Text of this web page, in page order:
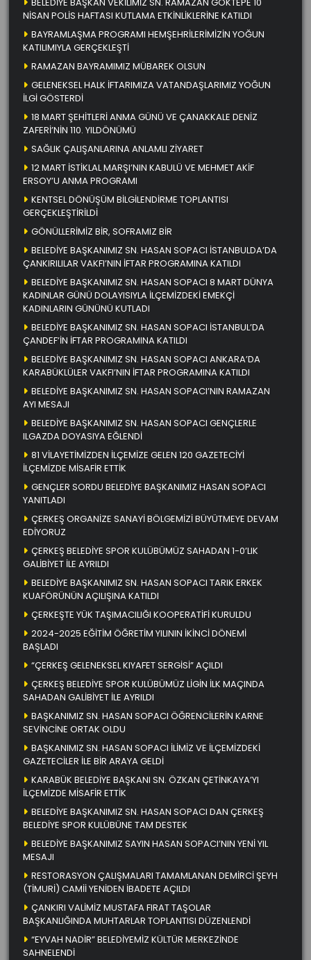
NİSAN POLİS HAFTASI KUTLAMA ETKİNLİKLERİNE KATILDI
BAYRAMLAŞMA PROGRAMI HEMŞEHRİLERİMİZİN YOĞUN
KATILIMIYLA GERÇEKLEŞTİ
RAMAZAN BAYRAMIMIZ MÜBAREK OLSUN
GELENEKSEL HALK İFTARIMIZA VATANDAŞLARIMIZ YOĞUN
İLGİ GÖSTERDİ
18 MART ŞEHİTLERİ ANMA GÜNÜ VE ÇANAKKALE DENİZ
ZAFERİ’NİN 110. YILDÖNÜMÜ
SAĞLIK ÇALIŞANLARINA ANLAMLI ZİYARET
12 MART İSTİKLAL MARŞI’NIN KABULÜ VE MEHMET AKİF
ERSOY’U ANMA PROGRAMI
KENTSEL DÖNÜŞÜM BİLGİLENDİRME TOPLANTISI
GERÇEKLEŞTİRİLDİ
GÖNÜLLERİMİZ BİR, SOFRAMIZ BİR
BELEDİYE BAŞKANIMIZ SN. HASAN SOPACI İSTANBULDA’DA
ÇANKIRILILAR VAKFI’NIN İFTAR PROGRAMINA KATILDI
BELEDİYE BAŞKANIMIZ SN. HASAN SOPACI 8 MART DÜNYA
KADINLAR GÜNÜ DOLAYISIYLA İLÇEMİZDEKİ EMEKÇİ
KADINLARIN GÜNÜNÜ KUTLADI
BELEDİYE BAŞKANIMIZ SN. HASAN SOPACI İSTANBUL’DA
ÇANDEF’İN İFTAR PROGRAMINA KATILDI
BELEDİYE BAŞKANIMIZ SN. HASAN SOPACI ANKARA’DA
KARABÜKLÜLER VAKFI’NIN İFTAR PROGRAMINA KATILDI
BELEDİYE BAŞKANIMIZ SN. HASAN SOPACI’NIN RAMAZAN
AYI MESAJI
BELEDİYE BAŞKANIMIZ SN. HASAN SOPACI GENÇLERLE
ILGAZDA DOYASIYA EĞLENDİ
81 VİLAYETİMİZDEN İLÇEMİZE GELEN 120 GAZETECİYİ
İLÇEMİZDE MİSAFİR ETTİK
GENÇLER SORDU BELEDİYE BAŞKANIMIZ HASAN SOPACI
YANITLADI
ÇERKEŞ ORGANİZE SANAYİ BÖLGEMİZİ BÜYÜTMEYE DEVAM
EDİYORUZ
ÇERKEŞ BELEDİYE SPOR KULÜBÜMÜZ SAHADAN 1-0’LIK
GALİBİYET İLE AYRILDI
BELEDİYE BAŞKANIMIZ SN. HASAN SOPACI TARIK ERKEK
KUAFÖRÜNÜN AÇILIŞINA KATILDI
ÇERKEŞTE YÜK TAŞIMACILIĞI KOOPERATİFİ KURULDU
2024-2025 EĞİTİM ÖĞRETİM YILININ İKİNCİ DÖNEMİ
BAŞLADI
“ÇERKEŞ GELENEKSEL KIYAFET SERGİSİ” AÇILDI
ÇERKEŞ BELEDİYE SPOR KULÜBÜMÜZ LİGİN İLK MAÇINDA
SAHADAN GALİBİYET İLE AYRILDI
BAŞKANIMIZ SN. HASAN SOPACI ÖĞRENCİLERİN KARNE
SEVİNCİNE ORTAK OLDU
BAŞKANIMIZ SN. HASAN SOPACI İLİMİZ VE İLÇEMİZDEKİ
GAZETECİLER İLE BİR ARAYA GELDİ
KARABÜK BELEDİYE BAŞKANI SN. ÖZKAN ÇETİNKAYA’YI
İLÇEMİZDE MİSAFİR ETTİK
BELEDİYE BAŞKANIMIZ SN. HASAN SOPACI DAN ÇERKEŞ
BELEDİYE SPOR KULÜBÜNE TAM DESTEK
BELEDİYE BAŞKANIMIZ SAYIN HASAN SOPACI’NIN YENİ YIL
MESAJI
RESTORASYON ÇALIŞMALARI TAMAMLANAN DEMİRCİ ŞEYH
(TİMURİ) CAMİİ YENİDEN İBADETE AÇILDI
ÇANKIRI VALİMİZ MUSTAFA FIRAT TAŞOLAR
BAŞKANLIĞINDA MUHTARLAR TOPLANTISI DÜZENLENDİ
“EYVAH NADİR” BELEDİYEMİZ KÜLTÜR MERKEZİNDE
SAHNELENDİ